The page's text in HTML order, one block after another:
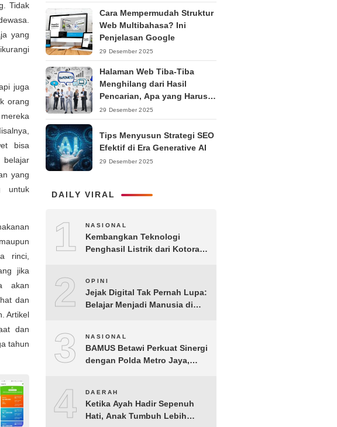
Tidak
yang
juga
orang
bisa
belajar
yang
untuk
rinci,
jika
akan
dan
Artikel
dan
tahun
Cara Mempermudah Struktur
Web Multibahasa? Ini
Penjelasan Google
29 Desember 2025
Halaman Web Tiba-Tiba
Menghilang dari Hasil
Pencarian, Apa yang Harus
Dilakukan?
29 Desember 2025
Tips Menyusun Strategi SEO
Efektif di Era Generative AI
29 Desember 2025
DAILY VIRAL
1 NASIONAL
Kembangkan Teknologi
Penghasil Listrik dari Kotoran
2 OPINI
Jejak Digital Tak Pernah Lupa:
Belajar Menjadi Manusia di
3 NASIONAL
BAMUS Betawi Perkuat Sinergi
dengan Polda Metro Jaya,
Kondusif Jelang HUT ke-81
Republik Indonesia
4 DAERAH
Ketika Ayah Hadir Sepenuh
Hati, Anak Tumbuh Lebih